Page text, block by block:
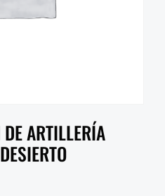
ARTILLERÍA